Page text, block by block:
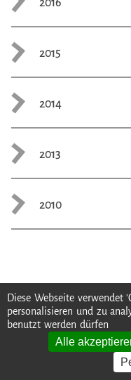
2016
2015
2014
2013
2010
Compliance-
Diese Webseite verwendet
personalisieren und zu
benutzt werden dürfen
Alle